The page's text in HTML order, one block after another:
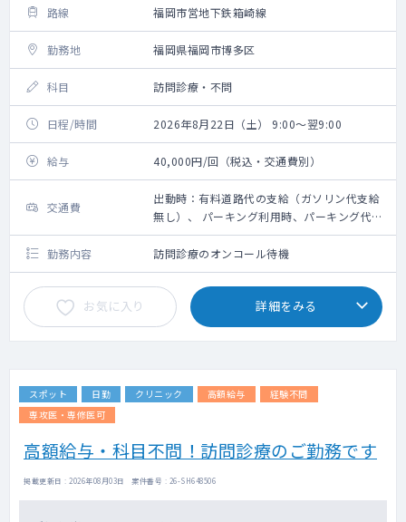
路線 福岡市営地下鉄箱崎線
勤務地 福岡県福岡市博多区
科目 訪問診療・不問
日程/時間 2026年8月22日（土） 9:00～翌9:00
給与 40,000円/回（税込・交通費別）
交通費
出動時：有料道路代の支給（ガソリン代支給
無し）、 パーキング利用時、パーキング代は
その場で看護師が清算します
勤務内容
訪問診療のオンコール待機
お気に入り 詳細をみる
スポット 日勤 クリニック 高額給与
経験不問
専攻医・専修医可
高額給与・科目不問！訪問診療のご勤務です
掲載更新日 : 2026年08月03日 案件番号 : 26-SH648506